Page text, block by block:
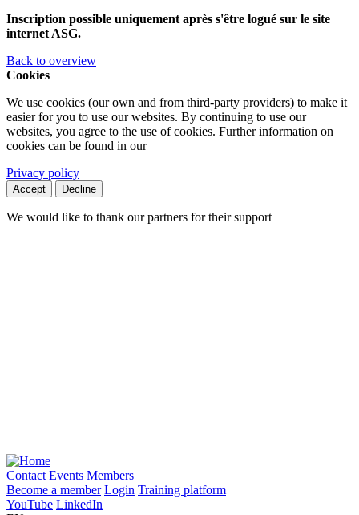
Inscription possible uniquement après s'être logué sur le site
internet ASG.
Back to overview
Cookies
We use cookies (our own and from third-party providers) to make it
easier for you to use our websites. By continuing to use our
websites, you agree to the use of cookies. Further information on
cookies can be found in our
Privacy policy
Accept Decline
We would like to thank our partners for their support
Contact Events Members
Become a member Login Training platform
YouTube LinkedIn